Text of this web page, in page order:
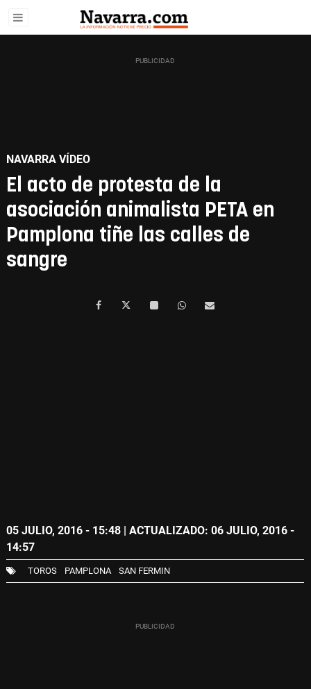
NAVARRA VÍDEO
El acto de protesta de la
asociación animalista PETA en
Pamplona tiñe las calles de
sangre
05 JULIO, 2016 - 15:48 | ACTUALIZADO: 06 JULIO, 2016 -
14:57
TOROS PAMPLONA SAN FERMIN